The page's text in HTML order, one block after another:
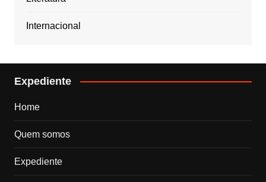
Internacional
Expediente
Home
Quem somos
Expediente